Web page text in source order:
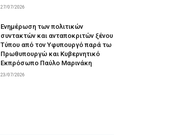
27/07/2026
Ενημέρωση των πολιτικών
συντακτών και ανταποκριτών ξένου
Τύπου από τον Υφυπουργό παρά τω
Πρωθυπουργώ και Κυβερνητικό
Εκπρόσωπο Παύλο Μαρινάκη
23/07/2026